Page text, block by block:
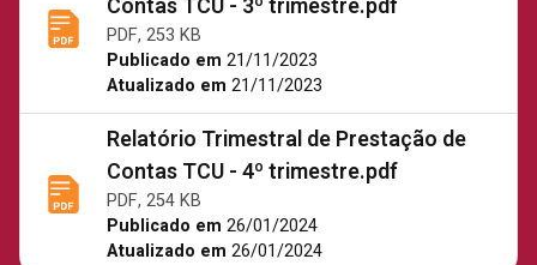
Contas TCU - 3º trimestre.pdf
PDF, 253 KB
Publicado em 21/11/2023
Atualizado em 21/11/2023
Relatório Trimestral de Prestação de
Contas TCU - 4º trimestre.pdf
PDF, 254 KB
Publicado em 26/01/2024
Atualizado em 26/01/2024